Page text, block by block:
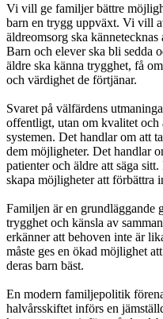
Vi vill ge familjer bättre
barn en trygg uppväxt. Vi vill
äldreomsorg ska
Barn och elever ska bli sedda
äldre ska känna trygghet, få
och värdighet de förtjänar.
Svaret på välfärdens
offentligt, utan om kvalitet och
systemen. Det handlar om att
dem möjligheter. Det handlar
patienter och äldre att säga
skapa möjligheter att förbättra
Familjen är en grundläggande
trygghet och känsla av
erkänner att behoven inte är
måste ges en ökad möjlighet
deras barn bäst.
En modern familjepolitik
halvårsskiftet införs en